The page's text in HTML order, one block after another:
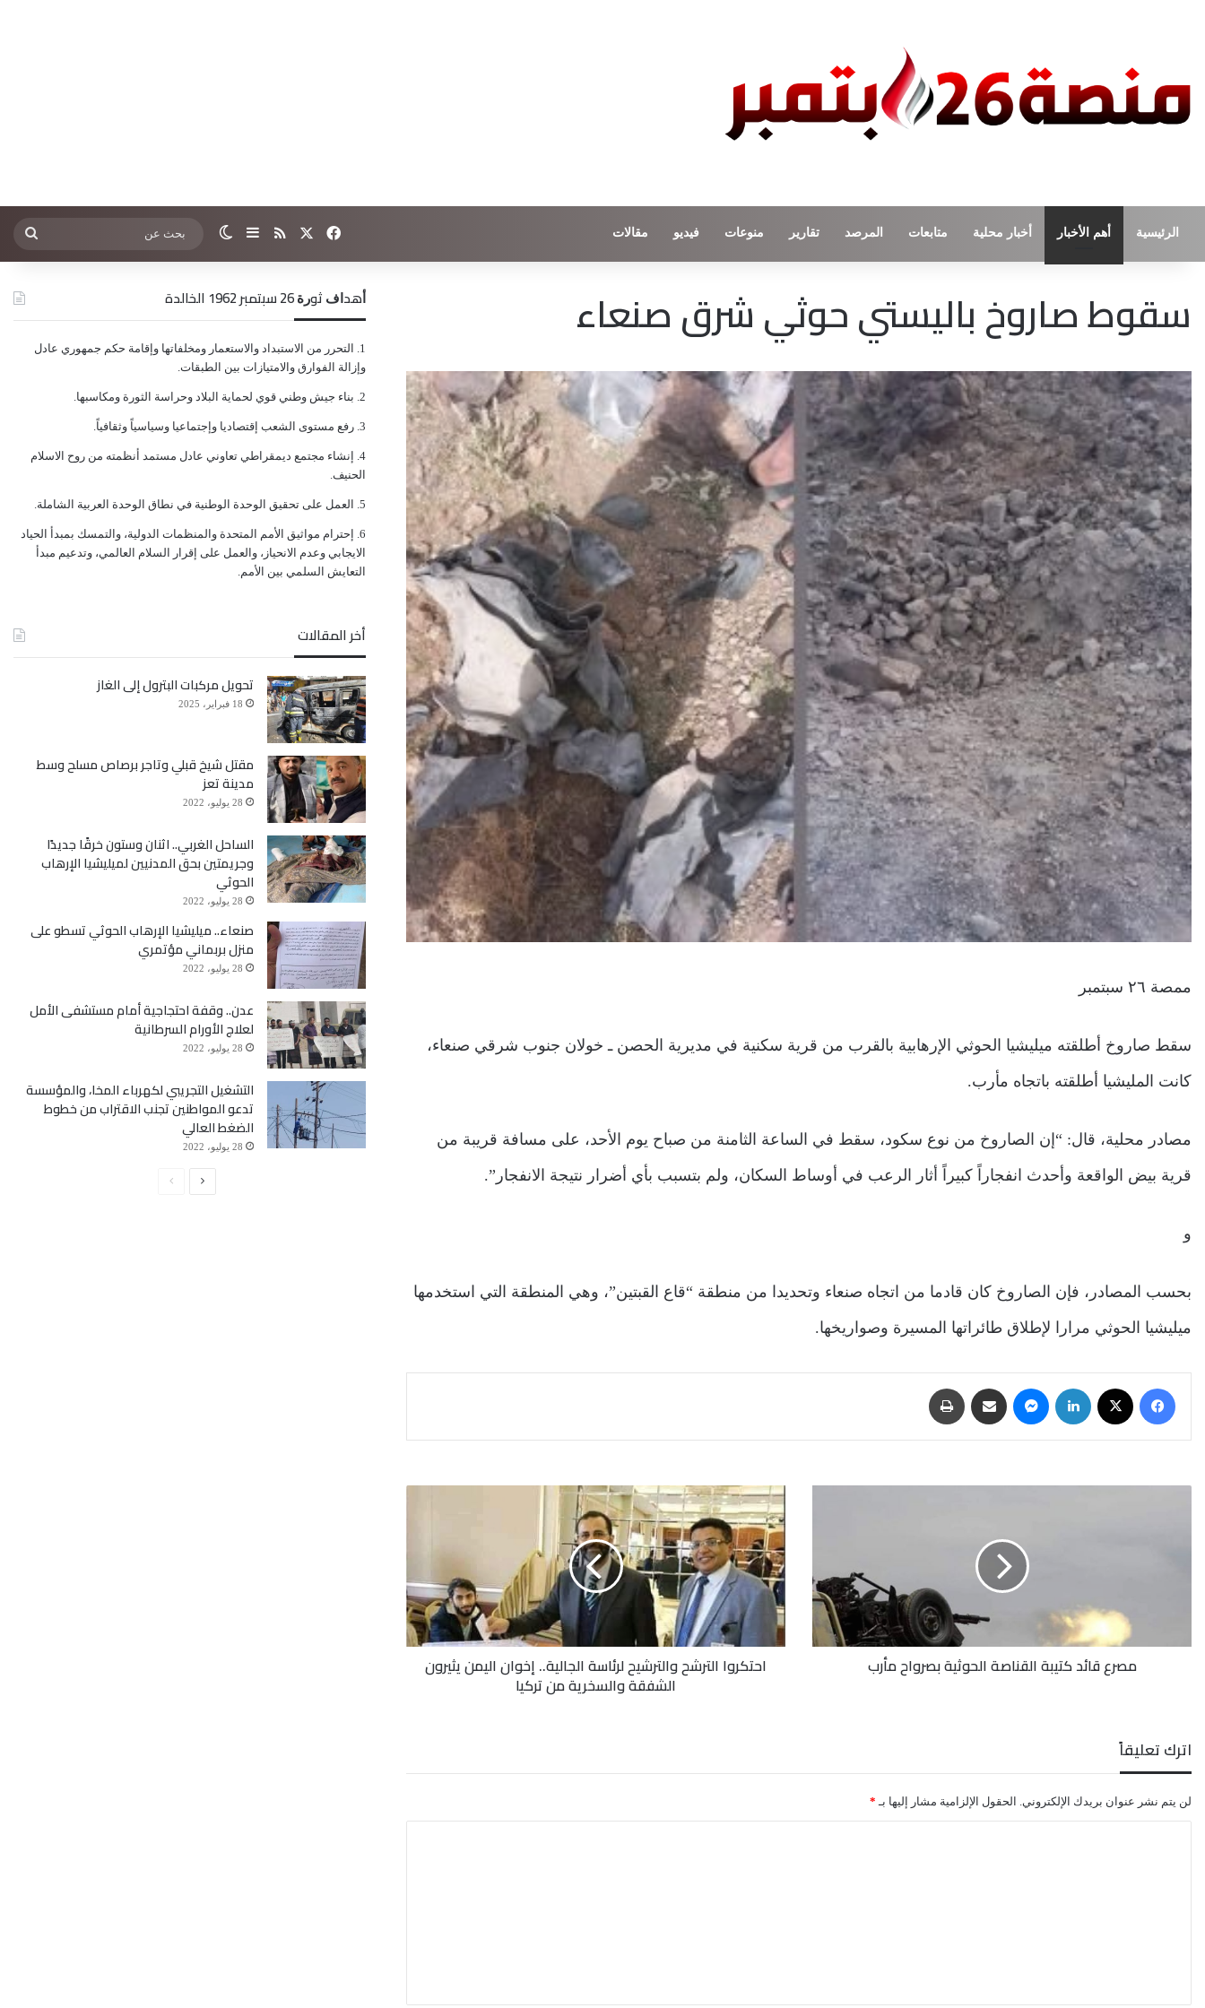
الرئيسية أهم الأخبار أخبار محلية متابعات المرصد تقارير منوعات فيديو مقالات فيسبوك ملخص الموقع RSS
إضافة عمود جانبي
الوضع المظلم بحث
عن
سقوط صاروخ باليستي حوثي شرق صنعاء
ممصة ٢٦ سبتمبر
سقط صاروخ أطلقته ميليشيا الحوثي الإرهابية بالقرب من قرية سكنية في مديرية الحصن ـ خولان جنوب شرقي صنعاء،
كانت المليشيا أطلقته باتجاه مأرب.
مصادر محلية، قال: “إن الصاروخ من نوع سكود، سقط في الساعة الثامنة من صباح يوم الأحد، على مسافة قريبة من
قرية بيض الواقعة وأحدث انفجاراً كبيراً أثار الرعب في أوساط السكان، ولم بتسبب بأي أضرار نتيجة الانفجار”.
و
بحسب المصادر، فإن الصاروخ كان قادما من اتجاه صنعاء وتحديدا من منطقة “قاع القبتين”، وهي المنطقة التي استخدمها
ميليشيا الحوثي مرارا لإطلاق طائراتها المسيرة وصواريخها.
فيسبوك لينكدإن ماسنجر مشاركة عبر البريد
مصرع قائد كتيبة القناصة الحوثية بصرواح مأرب
احتكروا
الترشح
والترشيح
لرئاسة
الجالية..
إخوان
اليمن
يثيرون
الشفقة
والسخرية
احتكروا الترشح والترشيح لرئاسة الجالية.. إخوان اليمن يثيرون
الشفقة والسخرية من تركيا
اترك تعليقاً
لن يتم نشر عنوان بريدك الإلكتروني. الحقول الإلزامية مشار إليها بـ *
ﺃﻫﺪﺍﻑ ﺛﻮﺭﺓ 26 ﺳﺒﺘﻤﺒﺮ 1962 الخالدة
ﺍﻟﺘﺤﺮﺭ ﻣﻦ ﺍﻻﺳﺘﺒﺪﺍﺩ ﻭﺍﻻﺳﺘﻌﻤﺎﺭ ﻭﻣﺨﻠﻔﺎﺗﻬﺎ ﻭﺇﻗﺎﻣﺔ ﺣﻜﻢ ﺟﻤﻬﻮﺭﻱ ﻋﺎﺩﻝ
ﻭﺇﺯﺍﻟﺔ ﺍﻟﻔﻮﺍﺭﻕ ﻭﺍﻻﻣﺘﻴﺎﺯﺍﺕ ﺑﻴﻦ ﺍﻟﻄﺒﻘﺎﺕ.
ﺑﻨﺎﺀ ﺟﻴﺶ ﻭﻃﻨﻲ ﻗﻮﻱ ﻟﺤﻤﺎﻳﺔ ﺍﻟﺒﻼﺩ ﻭﺣﺮﺍﺳﺔ ﺍﻟﺜﻮﺭﺓ ﻭﻣﻜﺎﺳﺒﻬﺎ.
ﺭﻓﻊ ﻣﺴﺘﻮﻯ ﺍﻟﺸﻌﺐ ﺇﻗﺘﺼﺎﺩﻳﺎ ﻭﺇﺟﺘﻤﺎﻋﻴﺎ ﻭﺳﻴﺎﺳﻴﺎً ﻭﺛﻘﺎﻓﻴﺎً.
ﺇﻧﺸﺎﺀ ﻣﺠﺘﻤﻊ ﺩﻳﻤﻘﺮﺍﻃﻲ ﺗﻌﺎﻭﻧﻲ ﻋﺎﺩﻝ ﻣﺴﺘﻤﺪ ﺃﻧﻈﻤﺘﻪ ﻣﻦ ﺭﻭﺡ ﺍﻻﺳﻼﻡ
ﺍﻟﺤﻨﻴﻒ.
ﺍﻟﻌﻤﻞ ﻋﻠﻰ ﺗﺤﻘﻴﻖ ﺍﻟﻮﺣﺪﺓ ﺍﻟﻮﻃﻨﻴﺔ ﻓﻲ ﻧﻄﺎﻕ ﺍﻟﻮﺣﺪﺓ ﺍﻟﻌﺮﺑﻴﺔ ﺍﻟﺸﺎﻣﻠﺔ.
ﺇﺣﺘﺮﺍﻡ ﻣﻮﺍﺛﻴﻖ الأﻣﻢ ﺍﻟﻤﺘﺤﺪﺓ ﻭﺍﻟﻤﻨﻈﻤﺎﺕ ﺍﻟﺪﻭﻟﻴﺔ، ﻭﺍﻟﺘﻤﺴﻚ ﺑﻤﺒﺪﺃ ﺍﻟﺤﻴﺎﺩ
ﺍﻻﻳﺠﺎﺑﻲ ﻭﻋﺪﻡ ﺍﻻﻧﺤﻴﺎﺯ، ﻭﺍﻟﻌﻤﻞ ﻋﻠﻰ ﺇﻗﺮﺍﺭ ﺍﻟﺴﻼﻡ ﺍﻟﻌﺎﻟﻤﻲ، ﻭﺗﺪﻋﻴﻢ ﻣﺒﺪﺃ
ﺍﻟﺘﻌﺎﻳﺶ ﺍﻟﺴﻠﻤﻲ ﺑﻴﻦ ﺍﻷﻣﻢ.
أخر المقالات
تحويل مركبات البترول إلى الغاز
18 فبراير، 2025
مقتل شيخ قبلي وتاجر برصاص مسلح وسط
مدينة تعز
28 يوليو، 2022
الساحل الغربي.. اثنان وستون خرقًا جديدًا
وجريمتين بحق المدنيين لميليشيا الإرهاب
الحوثي
28 يوليو، 2022
صنعاء.. ميليشيا الإرهاب الحوثي تسطو على
منزل بربماني مؤتمري
28 يوليو، 2022
عدن.. وقفة احتجاجية أمام مستشفى الأمل
لعلاج الأورام السرطانية
28 يوليو، 2022
التشغيل التجريبي لكهرباء المخا، والمؤسسة
تدعو المواطنين تجنب الاقتراب من خطوط
الضغط العالي
28 يوليو، 2022
الصفحة
الصفحة